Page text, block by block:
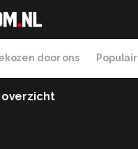
door ons Populair
overzicht